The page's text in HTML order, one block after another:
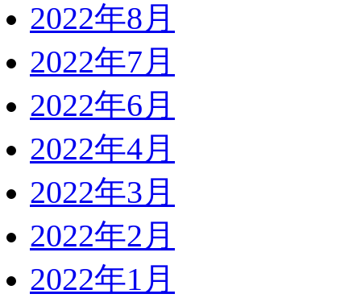
2022年8月
2022年7月
2022年6月
2022年4月
2022年3月
2022年2月
2022年1月